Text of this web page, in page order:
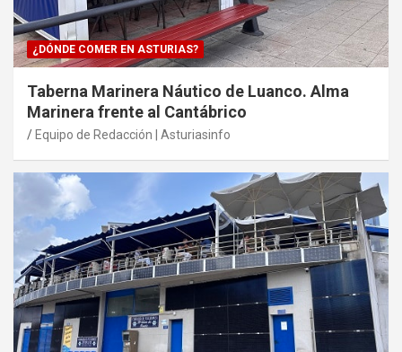
¿DÓNDE COMER EN ASTURIAS?
Taberna Marinera Náutico de Luanco. Alma
Marinera frente al Cantábrico
Equipo de Redacción | Asturiasinfo